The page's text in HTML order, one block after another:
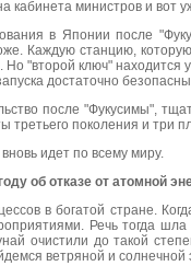
кабинета министров и
в Японии после
Каждую станцию,
"второй ключ" находится
достаточно
после "Фукусимы",
третьего поколения и
идет по всему миру.
об отказе от атомной
в богатой стране.
Речь тогда
очистили до такой
ветряной и солнечной